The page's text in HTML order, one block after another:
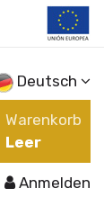
Deutsch
Warenkorb
Leer
Anmelden